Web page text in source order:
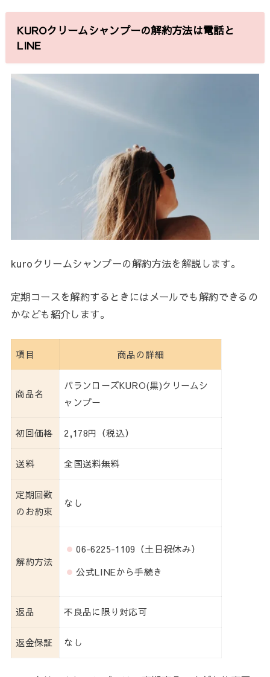
KUROクリームシャンプーの解約方法は電話と
LINE
kuroクリームシャンプーの解約方法を解説します。
定期コースを解約するときにはメールでも解約できるの
かなども紹介します。
項目 商品の詳細
商品名
バランローズKURO(黒)クリームシ
ャンプー
初回価格 2,178円（税込）
送料 全国送料無料
定期回数
のお約束
なし
解約方法
06-6225-1109（土日祝休み）
公式LINEから手続き
返品 不良品に限り対応可
返金保証 なし